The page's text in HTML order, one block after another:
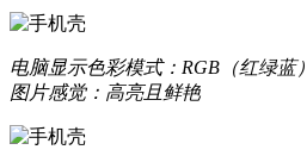
质感升级，耐刮防撞，加倍防护
更轻薄
电脑显示色彩模式：RGB（红绿蓝）
图片感觉：高亮且鲜艳